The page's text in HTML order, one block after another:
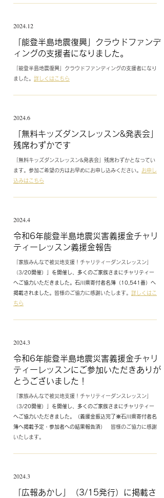
2024.12
​「​能登半島地震復興」クラウドファンデ
ィングの支援者になりました。
「能登半島地震復興」クラウドファンディングの支援者になり
ました。 詳しくはこちら
2024.6
​「無料キッズダンスレッスン&発表会」
残席わずかです
「無料キッズダンスレッスン&発表会」残席わずかとなってい
ます。参加ご希望の方はお早めにお申し込みください。 お申し
込みはこちら
2024.4
​令和6年能登半島地震災害義援金チャリ
ティーレッスン義援金報告
「家族みんなで被災地支援！チャリティーダンスレッスン」
（3/20開催）」を開催し、多くのご家族さまにチャリティー
へご協力いただきました。石川県寄付者名簿（10,541番）へ
掲載されました。 皆様のご協力に感謝いたします。 詳しくはこ
ちら
2024.3
​令和6年能登半島地震災害義援金チャリ
ティーレッスンにご参加いただきありが
とうございました！
「家族みんなで被災地支援！チャリティーダンスレッスン」
（3/20開催）」を開催し、多くのご家族さまにチャリティー
へご協力いただきました。（義援金振込完了※石川県寄付者名
簿へ掲載予定・参加者への結果報告済）
皆様のご協力に感謝
いたします。
2024.3
​「広報あかし」（3/15発行）に掲載さ